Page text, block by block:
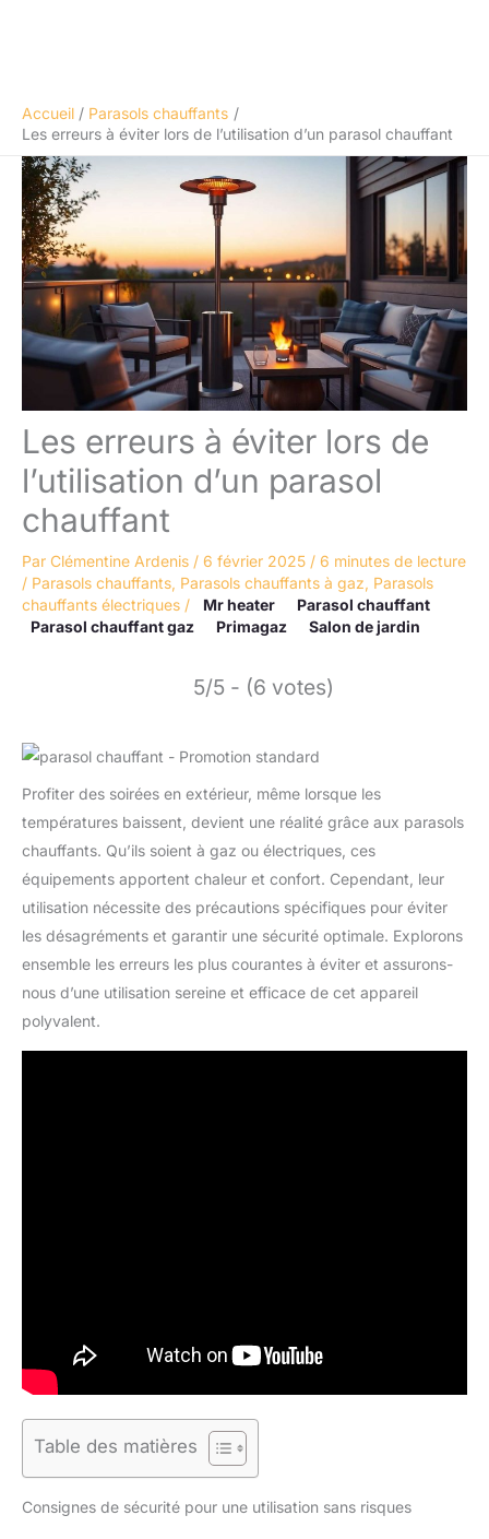
Accueil
Parasols chauffants
Les erreurs à éviter lors de l’utilisation d’un parasol chauffant
Les erreurs à éviter lors de
l’utilisation d’un parasol
chauffant
Par Clémentine Ardenis / 6 février 2025 / 6 minutes de lecture
/ Parasols chauffants, Parasols chauffants à gaz, Parasols
chauffants électriques / Mr heater
Parasol chauffant
Parasol chauffant gaz
Primagaz Salon de jardin
5/5 - (6 votes)
Profiter des soirées en extérieur, même lorsque les
températures baissent, devient une réalité grâce aux parasols
chauffants. Qu’ils soient à gaz ou électriques, ces
équipements apportent chaleur et confort. Cependant, leur
utilisation nécessite des précautions spécifiques pour éviter
les désagréments et garantir une sécurité optimale. Explorons
ensemble les erreurs les plus courantes à éviter et assurons-
nous d’une utilisation sereine et efficace de cet appareil
polyvalent.
Table des matières
Consignes de sécurité pour une utilisation sans risques